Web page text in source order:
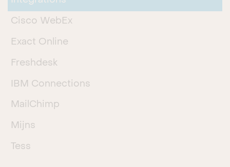
Cisco WebEx
Exact Online
Freshdesk
IBM Connections
MailChimp
Mijns
Tess